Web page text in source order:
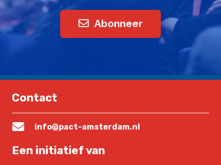
Abonneer
Contact
info@pact-amsterdam.nl
Een initiatief van